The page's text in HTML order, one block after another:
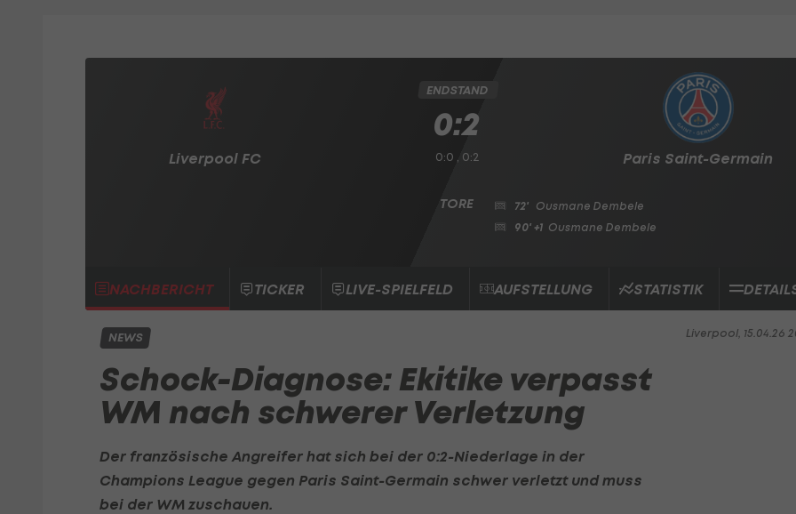
Liverpool FC Paris Saint-Germain
ENDSTAND
0:2
0:0 , 0:2
72'
Ousmane Dembele
90' +1 Ousmane Dembele
NACHBERICHT TICKER LIVE-SPIELFELD AUFSTELLUNG STATISTIK
Liverpool, 15.04.26
NEWS
Schock-Diagnose: Ekitike verpasst
WM nach schwerer Verletzung
Der französische Angreifer hat sich bei der 0:2-Niederlage in der
Champions League gegen Paris Saint-Germain schwer verletzt und muss
bei der WM zuschauen.